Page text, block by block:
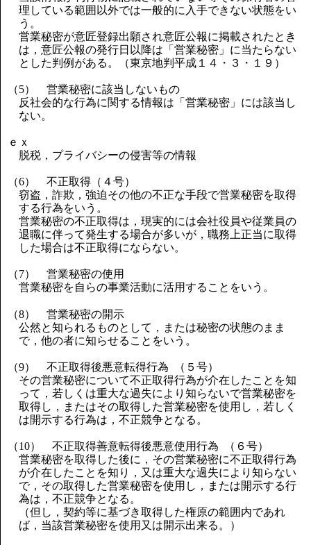
理している範囲以外では一般的に入手できない状態をい
う。
営業秘密が意匠登録出願され意匠公報に掲載されたとき
は，意匠公報の発行日以降は「営業秘密」に当たらない
とした判例がある。（東京地判平成１４・３・１９）
（5） 営業秘密に該当しないもの
反社会的な行為に関する情報は「営業秘密」には該当し
ない。
ｅｘ
脱税，プライバシーの侵害等の情報
（6） 不正取得（４号）
窃盗，詐欺，強迫その他の不正な手段で営業秘密を取得
する行為をいう。
営業秘密の不正取得は，現実的には会社役員や従業員の
退職に伴って発生する場合が多いが，職務上正当に取得
した場合は不正取得にならない。
（7） 営業秘密の使用
営業秘密を自らの事業活動に活用することをいう。
（8） 営業秘密の開示
公然と知られるものとして，または秘密の状態のまま
で，他の者に知らせることをいう。
（9） 不正取得後悪意転得行為 （５号）
その営業秘密について不正取得行為が介在したことを知
って，若しくは重大な過失により知らないで営業秘密を
取得し，またはその取得した営業秘密を使用し，若しく
は開示する行為は，不正競争となる。
（10） 不正取得善意転得後悪意使用行為 （６号）
営業秘密を取得した後に，その営業秘密に不正取得行為
が介在したことを知り，又は重大な過失により知らない
で，その取得した営業秘密を使用し，または開示する行
為は，不正競争となる。
（但し，契約等に基づき取得した権原の範囲内であれ
ば，当該営業秘密を使用又は開示出来る。）